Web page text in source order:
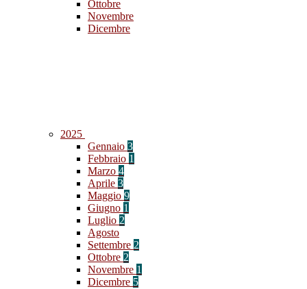
Ottobre
Novembre
Dicembre
2025
Gennaio 3
Febbraio 1
Marzo 4
Aprile 3
Maggio 9
Giugno 1
Luglio 2
Agosto
Settembre 2
Ottobre 2
Novembre 1
Dicembre 5